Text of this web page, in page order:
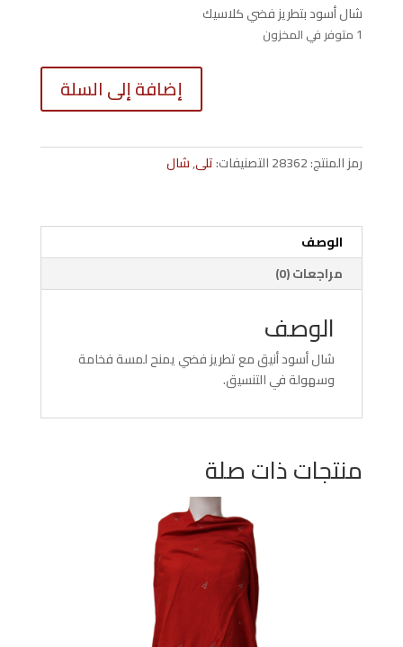
شال أسود بتطريز فضي كلاسيك
1 متوفر في المخزون
كمية
أسود
إضافة إلى السلة
رمز المنتج:28362التصنيفات:تلى,شال
الوصف
مراجعات (0)
الوصف
شال أسود أنيق مع تطريز فضي يمنح لمسة فخامة
وسهولة في التنسيق.
منتجات ذات صلة